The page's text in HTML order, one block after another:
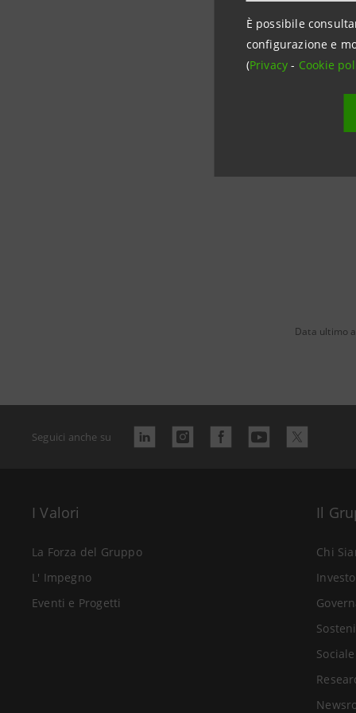
È possibile
configurazione e
(Privacy- Cookie
Data ultimo
Seguici anche su
I Valori
La Forza del Gruppo
L' Impegno
Eventi e Progetti
Il
Chi
Sociale